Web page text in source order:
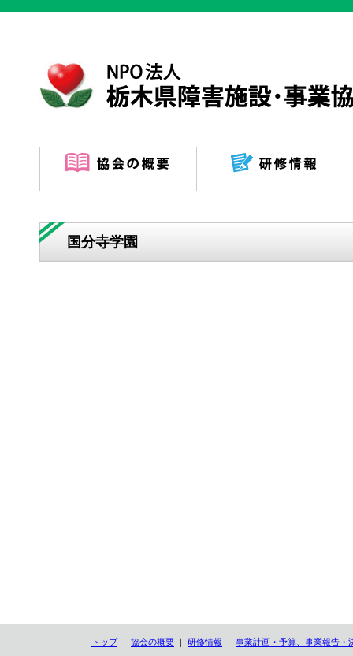
国分寺学園
｜ トップ｜ 協会の概要 ｜ 研修情報 ｜ 事業計画・予算、事業報告・